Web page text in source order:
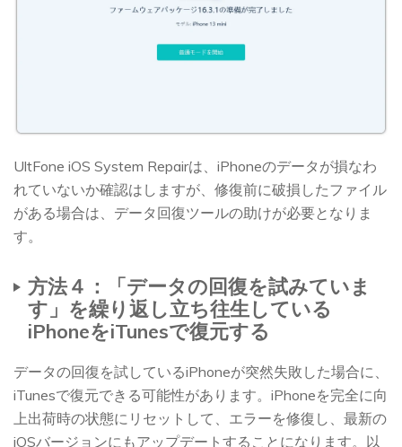
UltFone iOS System Repairは、iPhoneのデータが損なわ
れていないか確認はしますが、修復前に破損したファイル
がある場合は、データ回復ツールの助けが必要となりま
す。
方法４：「データの回復を試みていま
す」を繰り返し立ち往生している
iPhoneをiTunesで復元する
データの回復を試しているiPhoneが突然失敗した場合に、
iTunesで復元できる可能性があります。iPhoneを完全に向
上出荷時の状態にリセットして、エラーを修復し、最新の
iOSバージョンにもアップデートすることになります。以